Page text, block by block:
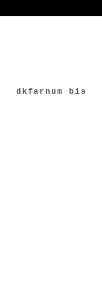
dkfarnum bis